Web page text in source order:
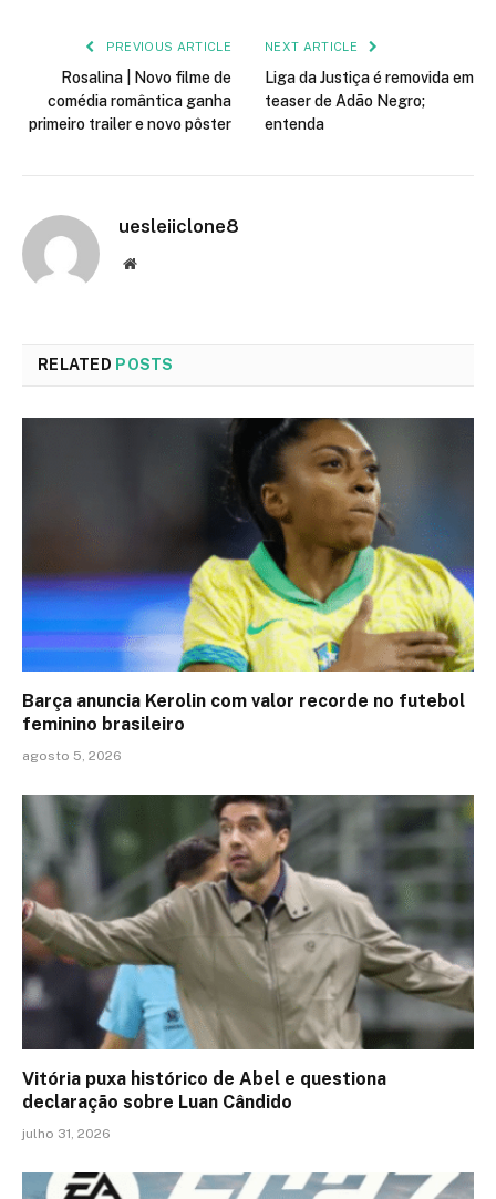
PREVIOUS ARTICLE
Rosalina | Novo filme de
comédia romântica ganha
primeiro trailer e novo pôster
NEXT ARTICLE
Liga da Justiça é removida em
teaser de Adão Negro;
entenda
uesleiiclone8
Website
RELATED POSTS
Barça anuncia Kerolin com valor recorde no futebol
feminino brasileiro
agosto 5, 2026
Vitória puxa histórico de Abel e questiona
declaração sobre Luan Cândido
julho 31, 2026